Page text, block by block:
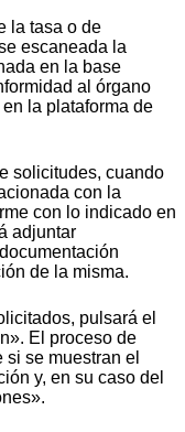
la tasa o de
escaneada la
en la base
al órgano
la plataforma de
solicitudes, cuando
con la
con lo indicado en
adjuntar
de la misma.
pulsará el
El proceso de
se muestran el
y, en su caso del